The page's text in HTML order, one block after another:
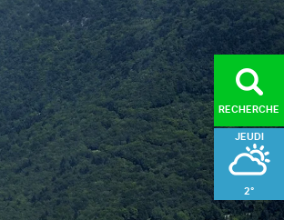
RECHERCHE
JEUDI
2°
VENDREDI